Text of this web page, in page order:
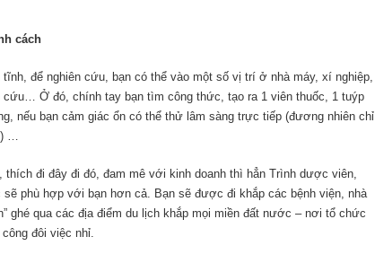
cách
để nghiên cứu, bạn có thể vào một số vị trí ở nhà máy, xí nghiệp,
cứu… Ở đó, chính tay bạn tìm công thức, tạo ra 1 viên thuốc, 1 tuýp
nếu bạn cảm giác ổn có thể thử lâm sàng trực tiếp (đương nhiên chỉ
…
thích đi đây đi đó, đam mê với kinh doanh thì hẳn Trình dược viên,
phù hợp với bạn hơn cả. Bạn sẽ được đi khắp các bệnh viện, nhà
ghé qua các địa điểm du lịch khắp mọi miền đất nước – nơi tổ chức
đôi việc nhỉ.